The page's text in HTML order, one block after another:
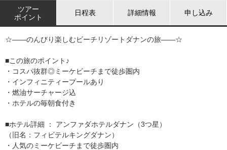
ツアー
ポイント
日程表 詳細情報 申し込み
☆――のんびり楽しむビーチリゾートダナンの旅――☆
■この旅のポイント♪
・コスパ抜群◎ミーケビーチまで徒歩圏内
・インフィニティープールあり
・燃油サーチャージ込
・ホテルの毎朝食付き
■ホテル詳細 ： アンファダホテルダナン（3つ星）
（旧名：フィビテルキングダナン）
・人気のミーケビーチまで徒歩圏内